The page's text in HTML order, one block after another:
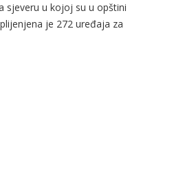
sjeveru u kojoj su u opštini
je 272 uređaja za